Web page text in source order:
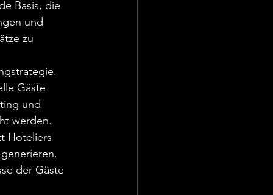
Basis, die
und
zu
Gäste
und
werden.
Hoteliers
der Gäste